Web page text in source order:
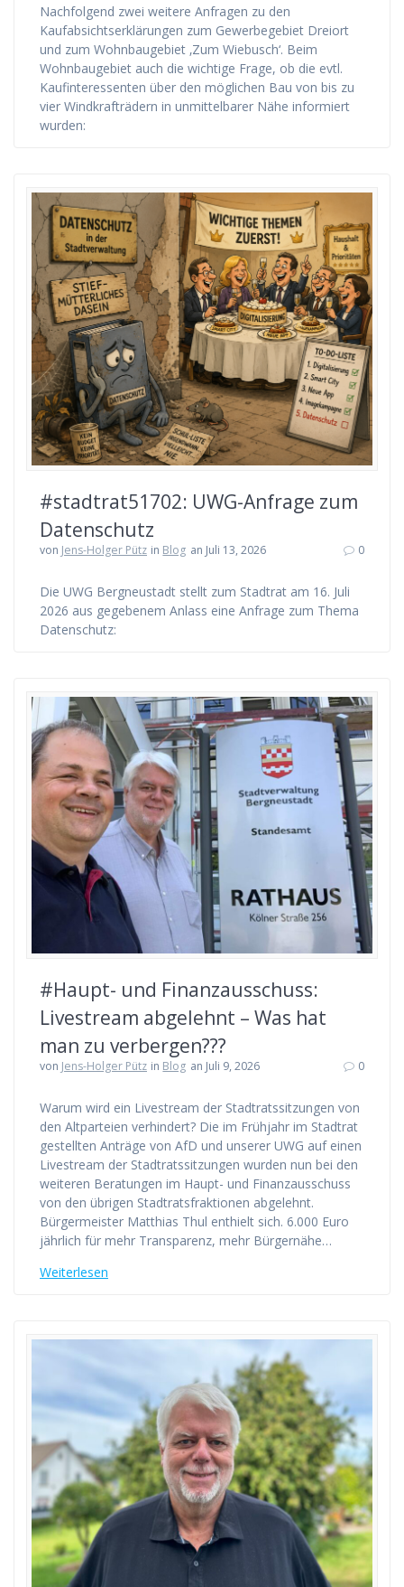
Nachfolgend zwei weitere Anfragen zu den
Kaufabsichtserklärungen zum Gewerbegebiet Dreiort
und zum Wohnbaugebiet ‚Zum Wiebusch‘. Beim
Wohnbaugebiet auch die wichtige Frage, ob die evtl.
Kaufinteressenten über den möglichen Bau von bis zu
vier Windkrafträdern in unmittelbarer Nähe informiert
wurden:
#stadtrat51702: UWG-Anfrage zum
Datenschutz
von Jens-Holger Pütz in Blog an Juli 13, 2026 0
Die UWG Bergneustadt stellt zum Stadtrat am 16. Juli
2026 aus gegebenem Anlass eine Anfrage zum Thema
Datenschutz:
#Haupt- und Finanzausschuss:
Livestream abgelehnt – Was hat
man zu verbergen???
von Jens-Holger Pütz in Blog an Juli 9, 2026 0
Warum wird ein Livestream der Stadtratssitzungen von
den Altparteien verhindert? Die im Frühjahr im Stadtrat
gestellten Anträge von AfD und unserer UWG auf einen
Livestream der Stadtratssitzungen wurden nun bei den
weiteren Beratungen im Haupt- und Finanzausschuss
von den übrigen Stadtratsfraktionen abgelehnt.
Bürgermeister Matthias Thul enthielt sich. 6.000 Euro
jährlich für mehr Transparenz, mehr Bürgernähe…
Weiterlesen